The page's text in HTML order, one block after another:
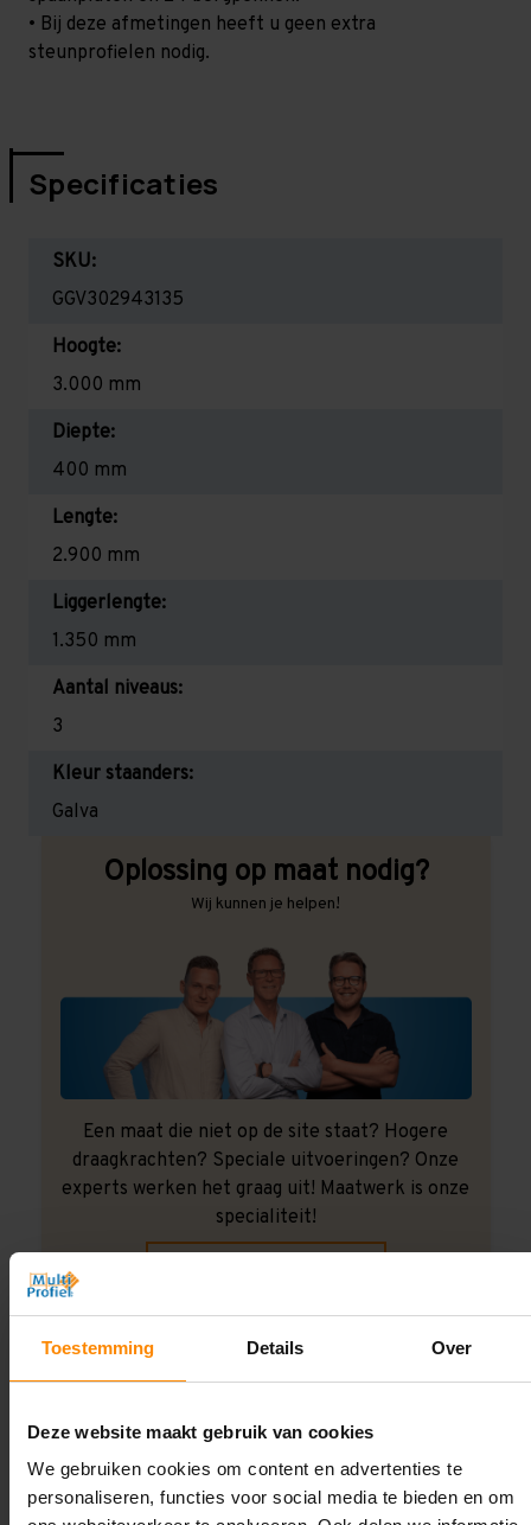
Toestemming Details Over
Deze website maakt gebruik van cookies
We gebruiken cookies om content en advertenties te
personaliseren, functies voor social media te bieden en om
• Bij deze afmetingen heeft u geen extra
steunprofielen nodig.
Specificaties
SKU:
GGV302943135
Hoogte:
3.000 mm
Diepte:
400 mm
Lengte:
2.900 mm
Liggerlengte:
1.350 mm
Aantal niveaus:
3
Kleur staanders:
Galva
Oplossing op maat nodig?
Wij kunnen je helpen!
Een maat die niet op de site staat? Hogere
draagkrachten? Speciale uitvoeringen? Onze
experts werken het graag uit! Maatwerk is onze
specialiteit!
Montage uitbesteden?